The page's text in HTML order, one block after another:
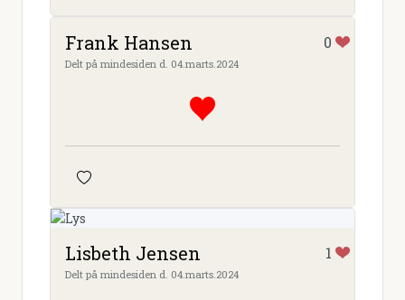
Frank Hansen 0
Delt på mindesiden d. 04.marts.2024
Lisbeth Jensen 1
Delt på mindesiden d. 04.marts.2024